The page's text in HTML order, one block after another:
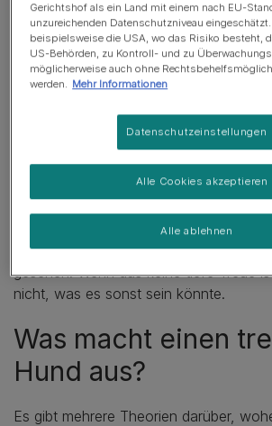
Das Konzept des treuen Hundes wird
Medien und Werbungen so oft
durchaus hinterfragen kann, ob es
Hunde tatsächlich treu?
Wir beantworten die Frage direkt: Ja,
Geschichten von Hunden, die
Besitzer warten oder sie nach langer
wiedererkennen, sind keine Erfindung.
ist, wenn du von der Arbeit nach
dich begrüßt, als hätte er dich seit
gesehen. Wenn das keine tiefe Treue
nicht, was es sonst sein könnte.
Was macht einen
Hund aus?
Es gibt mehrere Theorien darüber,
Gerichtshof als ein Land mit einem nach EU-
unzureichenden Datenschutzniveau
beispielsweise die USA, wo das Risiko besteht,
US-Behörden, zu Kontroll- und zu
möglicherweise auch ohne
werden. Mehr Informationen
Datenschutzeinstellungen
Alle ablehnen
Alle Cookies akzeptieren